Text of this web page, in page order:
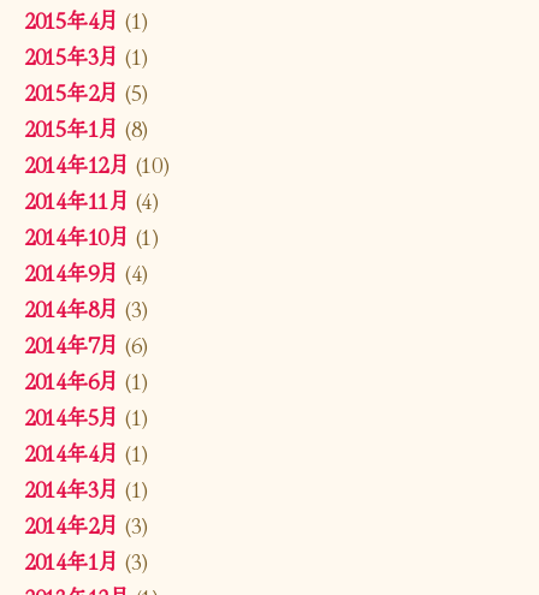
2015年4月 (1)
2015年3月 (1)
2015年2月 (5)
2015年1月 (8)
2014年12月 (10)
2014年11月 (4)
2014年10月 (1)
2014年9月 (4)
2014年8月 (3)
2014年7月 (6)
2014年6月 (1)
2014年5月 (1)
2014年4月 (1)
2014年3月 (1)
2014年2月 (3)
2014年1月 (3)